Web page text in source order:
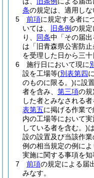
条の規定は、適用しな
5
前項に規定する者に
いては、
旧条例の規
り、 同条中「その届
は「旧青森県公害防
を受理した日から三十
6
施行日において現に
設を工場等(別表第四
のものに限る。)に設
者を含み、 第三項の規
した者とみなされる
表第五に掲げる作業
内の工場等において
している者を含む。)
設の設置及び当該作
例の相当規定の例に
実施に関する事項を知
7
前項の規定による届
みなす。